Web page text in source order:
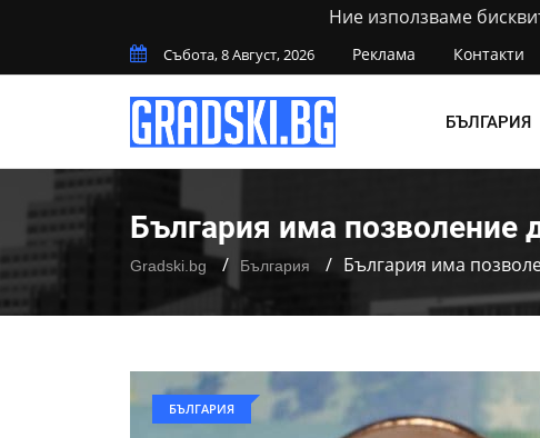
Ние използваме
Събота, 8 Август, 2026 Реклама Контакти
БЪЛГАРИЯ
България има позволение
Gradski.bg България България има
БЪЛГАРИЯ